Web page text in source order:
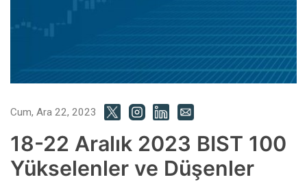
Cum, Ara 22, 2023
18-22 Aralık 2023 BIST 100
Yükselenler ve Düşenler